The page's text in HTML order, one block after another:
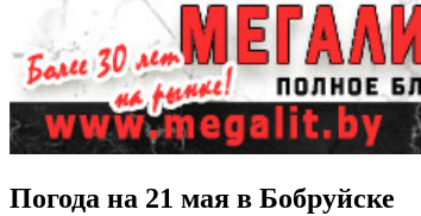
Погода на 21 мая в Бобруйске